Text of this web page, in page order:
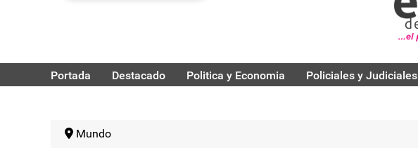
Portada Destacado Politica y Economia Policiales y Judiciales
Mundo